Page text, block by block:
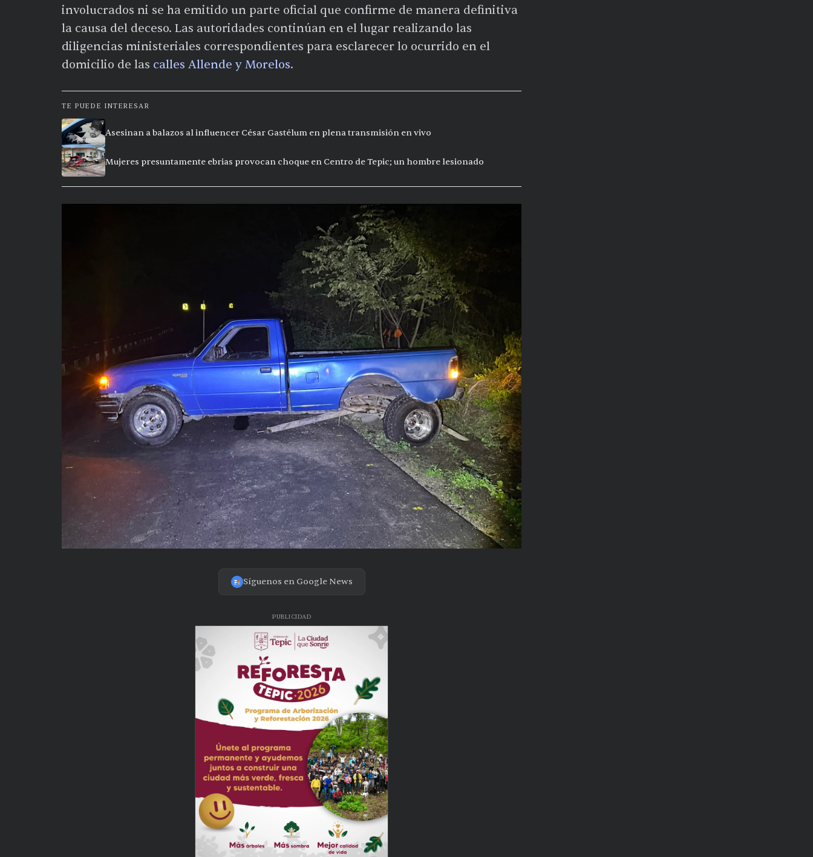
involucrados ni se ha emitido un parte oficial que confirme de manera definitiva
la causa del deceso. Las autoridades continúan en el lugar realizando las
diligencias ministeriales correspondientes para esclarecer lo ocurrido en el
domicilio de las calles Allende y Morelos.
TE PUEDE INTERESAR
Asesinan a balazos al influencer César Gastélum en plena transmisión en vivo
Mujeres presuntamente ebrias provocan choque en Centro de Tepic; un hombre lesionado
Síguenos en Google News
PUBLICIDAD